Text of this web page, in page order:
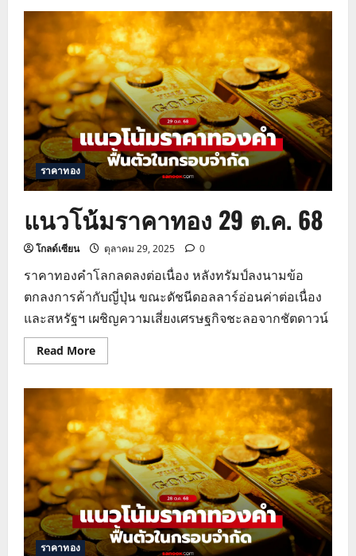
โน้ม
ราคา
ทอง
30
ต.ค.
68
ราคาทอง
แนวโน้มราคาทอง 29 ต.ค. 68
โกลด์เซียน ตุลาคม 29, 2025 0
ราคาทองคำโลกลดลงต่อเนื่อง หลังทรัมป์ลงนามข้อ
ตกลงการค้ากับญี่ปุ่น ขณะดัชนีดอลลาร์อ่อนค่าต่อเนื่อง
และสหรัฐฯ เผชิญความเสี่ยงเศรษฐกิจชะลอจากชัตดาวน์
Read MoreRead
more
โน้ม
ราคา
ทอง
29
ต.ค.
68
ราคาทอง